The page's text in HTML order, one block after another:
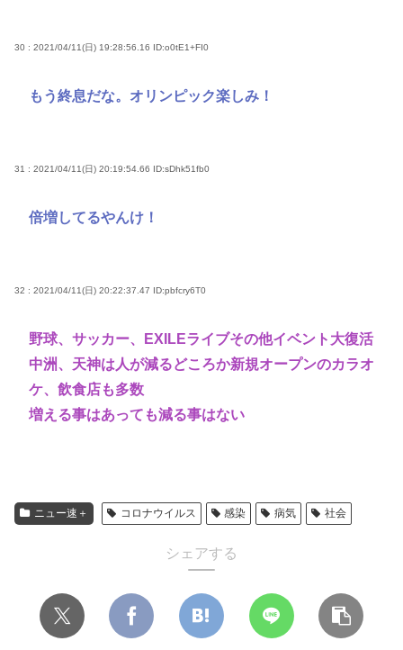
30 : 2021/04/11(日) 19:28:56.16 ID:o0tE1+FI0
もう終息だな。オリンピック楽しみ！
31 : 2021/04/11(日) 20:19:54.66 ID:sDhk51fb0
倍増してるやんけ！
32 : 2021/04/11(日) 20:22:37.47 ID:pbfcry6T0
野球、サッカー、EXILEライブその他イベント大復活
中洲、天神は人が減るどころか新規オープンのカラオ
ケ、飲食店も多数
増える事はあっても減る事はない
ニュー速＋ コロナウイルス 感染 病気 社会
シェアする